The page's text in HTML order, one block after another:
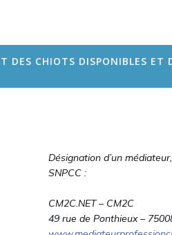
DES CHIOTS DISPONIBLES ET
Désignation d’un
SNPCC :
CM2C.NET – CM2C
49 rue de Ponthieux –